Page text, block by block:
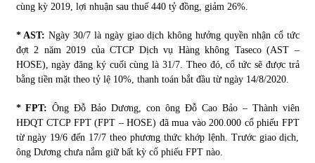
cùng kỳ 2019, lợi nhuận sau thuế 440 tỷ đồng, giảm 26%.
* AST: Ngày 30/7 là ngày giao dịch không hưởng quyền nhận cổ tức
đợt 2 năm 2019 của CTCP Dịch vụ Hàng không Taseco (AST –
HOSE), ngày đăng ký cuối cùng là 31/7. Theo đó, cổ tức sẽ được trả
bằng tiền mặt theo tỷ lệ 10%, thanh toán bắt đầu từ ngày 14/8/2020.
* FPT:Ông Đỗ Bảo Dương, con ông Đỗ Cao Bảo – Thành viên
HĐQT CTCP FPT (FPT – HOSE) đã mua vào 200.000 cổ phiếu FPT
từ ngày 19/6 đến 17/7 theo phương thức khớp lệnh. Trước giao dịch,
ông Dương chưa nắm giữ bất kỳ cổ phiếu FPT nào.